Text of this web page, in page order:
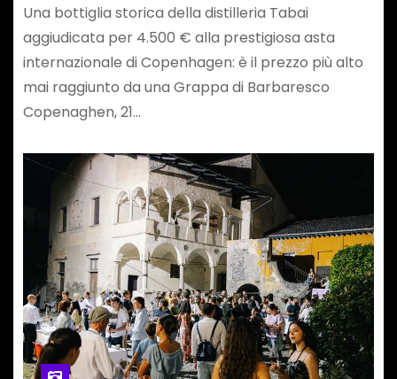
Una bottiglia storica della distilleria Tabai
aggiudicata per 4.500 € alla prestigiosa asta
internazionale di Copenhagen: è il prezzo più alto
mai raggiunto da una Grappa di Barbaresco
Copenaghen, 21…